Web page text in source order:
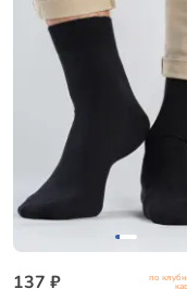
137 ₽ по